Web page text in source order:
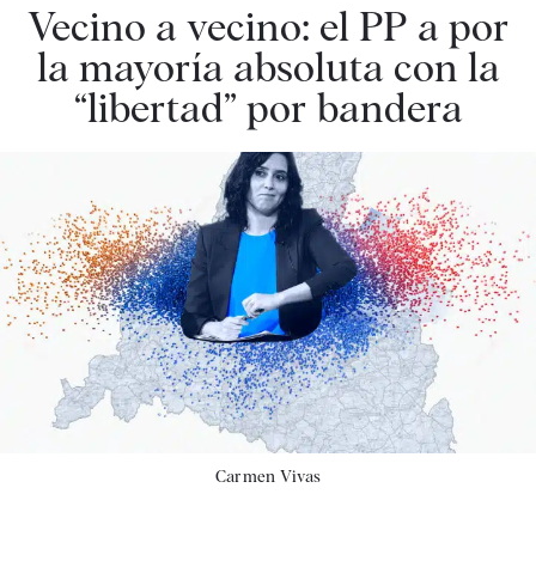
Vecino a vecino: el PP a por
la mayoría absoluta con la
“libertad” por bandera
Carmen Vivas